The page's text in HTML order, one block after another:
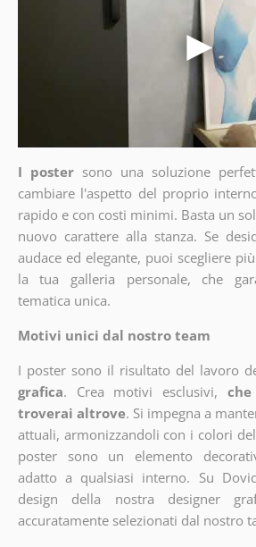
I poster sono una soluzione
cambiare l'aspetto del proprio
rapido e con costi minimi. Basta un
nuovo carattere alla stanza. Se
audace ed elegante, puoi scegliere
la tua galleria personale, che
tematica unica.
Motivi unici dal nostro team
I poster sono il risultato del lavoro
grafica. Crea motivi esclusivi,
troverai altrove. Si impegna a
attuali, armonizzandoli con i colori
poster sono un elemento
adatto a qualsiasi interno. Su
design della nostra designer
accuratamente selezionati dal nostro